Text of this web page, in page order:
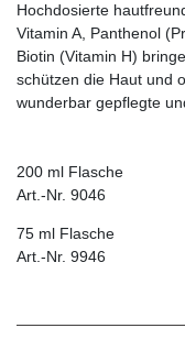
Hochdosierte
Vitamin A, Panthenol
Biotin (Vitamin H)
schützen die Haut und
wunderbar gepflegte
200 ml Flasche
Art.-Nr. 9046
75 ml Flasche
Art.-Nr. 9946